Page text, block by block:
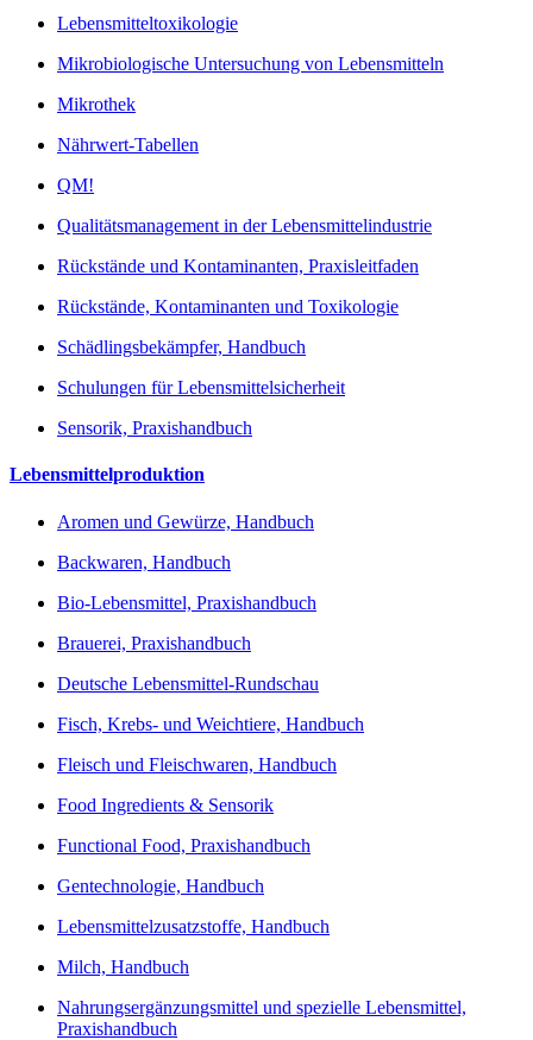
Lebensmitteltoxikologie
Mikrobiologische Untersuchung von Lebensmitteln
Mikrothek
Nährwert-Tabellen
QM!
Qualitätsmanagement in der Lebensmittelindustrie
Rückstände und Kontaminanten, Praxisleitfaden
Rückstände, Kontaminanten und Toxikologie
Schädlingsbekämpfer, Handbuch
Schulungen für Lebensmittelsicherheit
Sensorik, Praxishandbuch
Lebensmittelproduktion
Aromen und Gewürze, Handbuch
Backwaren, Handbuch
Bio-Lebensmittel, Praxishandbuch
Brauerei, Praxishandbuch
Deutsche Lebensmittel-Rundschau
Fisch, Krebs- und Weichtiere, Handbuch
Fleisch und Fleischwaren, Handbuch
Food Ingredients & Sensorik
Functional Food, Praxishandbuch
Gentechnologie, Handbuch
Lebensmittelzusatzstoffe, Handbuch
Milch, Handbuch
Nahrungsergänzungsmittel und spezielle Lebensmittel,
Praxishandbuch